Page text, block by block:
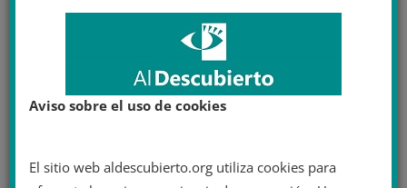
Aviso sobre el uso de cookies
El sitio web aldescubierto.org utiliza cookies para